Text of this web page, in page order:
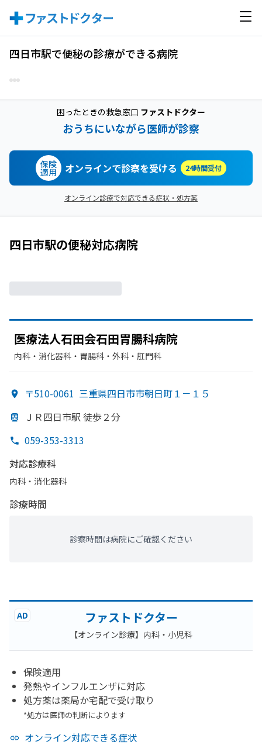
四日市駅で便秘の診療ができる病院
困ったときの救急窓口 ファストドクター
おうちにいながら医師が診察
保険
適用 オンラインで診察を受ける 24時間受付
オンライン診療で対応できる症状・処方薬
四日市駅の便秘対応病院
医療法人石田会石田胃腸科病院
内科・​消化器科・​胃腸科・​外科・​肛門科
〒510-0061 三重県四日市市朝日町１－１５
ＪＲ四日市駅 徒歩２分
059-353-3313
対応診療科
内科・​消化器科
診療時間
診察時間は病院にご確認ください
AD ファストドクター
【オンライン診療】内科・小児科
保険適用
発熱やインフルエンザに対応
処方薬は薬局か宅配で受け取り
*処方は医師の判断によります
オンライン対応できる症状